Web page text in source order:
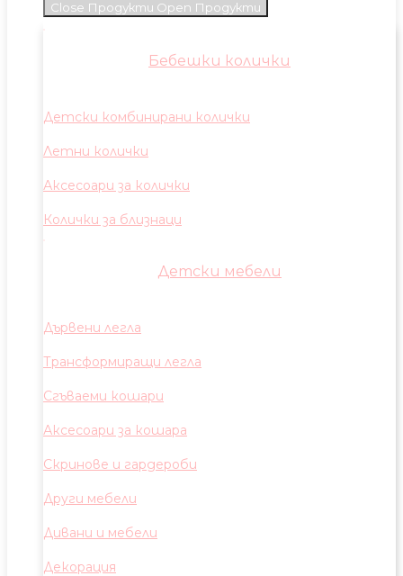
Close Продукти Open Продукти
Бебешки колички
Детски комбинирани колички
Летни колички
Аксесоари за колички
Колички за близнаци
Детски мебели
Дървени легла
Трансформиращи легла
Сгъваеми кошари
Аксесоари за кошара
Скринове и гардероби
Други мебели
Дивани и мебели
Декорация